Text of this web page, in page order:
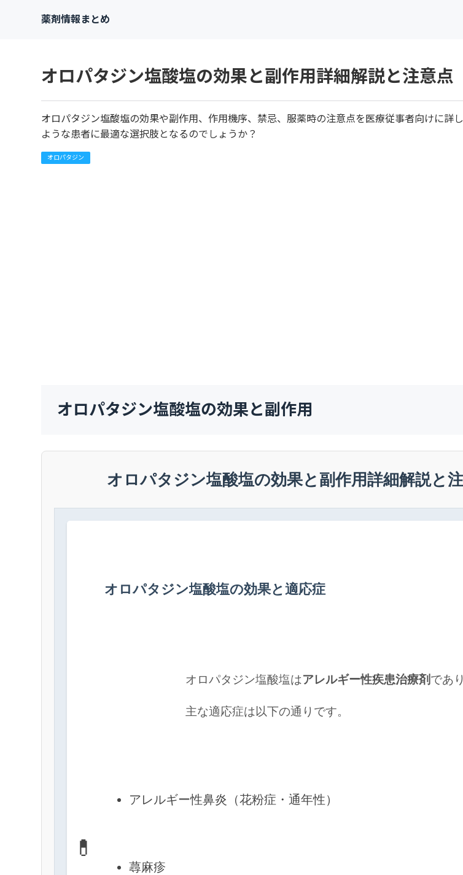
薬剤情報まとめ
オロパタジン塩酸塩の効果と副作用詳細解説と注意点
オロパタジン塩酸塩の効果や副作用、作用機序、禁忌、服薬時の注意点を医療従事者向けに詳
ような患者に最適な選択肢となるのでしょうか？
オロパタジン
オロパタジン塩酸塩の効果と副作用
オロパタジン塩酸塩の効果と副作用詳細解説と
💊
オロパタジン塩酸塩の効果と適応症
            オロパタジン塩酸塩は
アレルギー性疾患治療剤であり
            主な適応症は以下の通りです。
アレルギー性鼻炎（花粉症・通年性）
蕁麻疹